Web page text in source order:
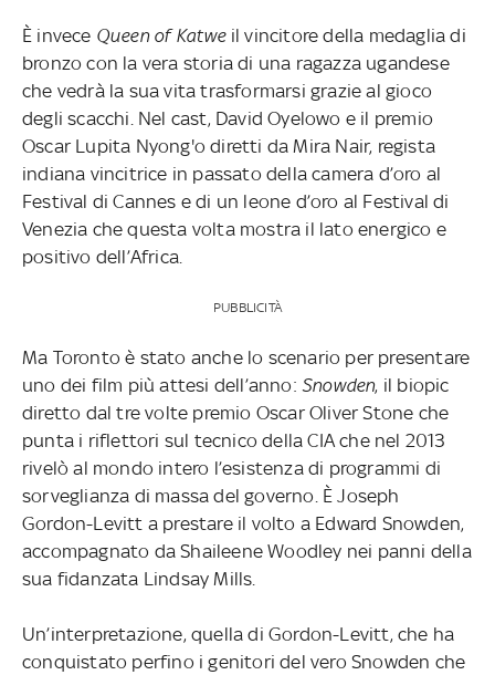
È invece Queen of Katweil vincitore della medaglia di
bronzo con la vera storia di una ragazza ugandese
che vedrà la sua vita trasformarsi grazie al gioco
degli scacchi. Nel cast, David Oyelowo e il premio
Oscar Lupita Nyong'o diretti da Mira Nair, regista
indiana vincitrice in passato della camera d’oro al
Festival di Cannes e di un leone d’oro al Festival di
Venezia che questa volta mostra il lato energico e
positivo dell’Africa.
PUBBLICITÀ
Ma Toronto è stato anche lo scenario per presentare
uno dei film più attesi dell’anno: Snowden, il biopic
diretto dal tre volte premio Oscar Oliver Stone che
punta i riflettori sul tecnico della CIA che nel 2013
rivelò al mondo intero l’esistenza di programmi di
sorveglianza di massa del governo. È Joseph
Gordon-Levitt a prestare il volto a Edward Snowden,
accompagnato da Shaileene Woodley nei panni della
sua fidanzata Lindsay Mills.
Un’interpretazione, quella di Gordon-Levitt, che ha
conquistato perfino i genitori del vero Snowden che